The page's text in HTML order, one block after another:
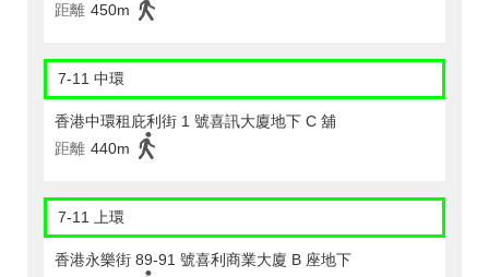
距離 450m
7-11 中環
香港中環租庇利街 1 號喜訊大廈地下 C 舖
距離 440m
7-11 上環
香港永樂街 89-91 號喜利商業大廈 B 座地下